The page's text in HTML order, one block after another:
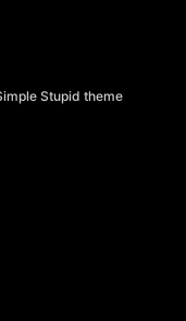
Stupid theme